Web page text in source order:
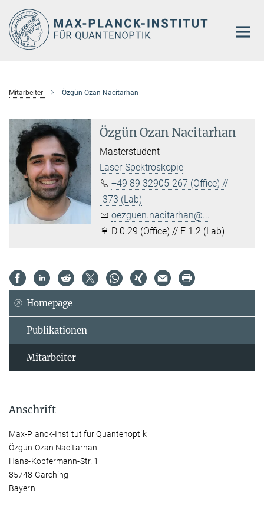
Hauptinhalt
Mitarbeiter Özgün Ozan Nacitarhan
Özgün Ozan Nacitarhan
Masterstudent
Laser-Spektroskopie
+49 89 32905-267 (Office) //
-373 (Lab)
oezguen.nacitarhan@...
D 0.29 (Office) // E 1.2 (Lab)
Homepage
Publikationen
Mitarbeiter
Anschrift
Max-Planck-Institut für Quantenoptik
Özgün Ozan Nacitarhan
Hans-Kopfermann-Str. 1
85748 Garching
Bayern